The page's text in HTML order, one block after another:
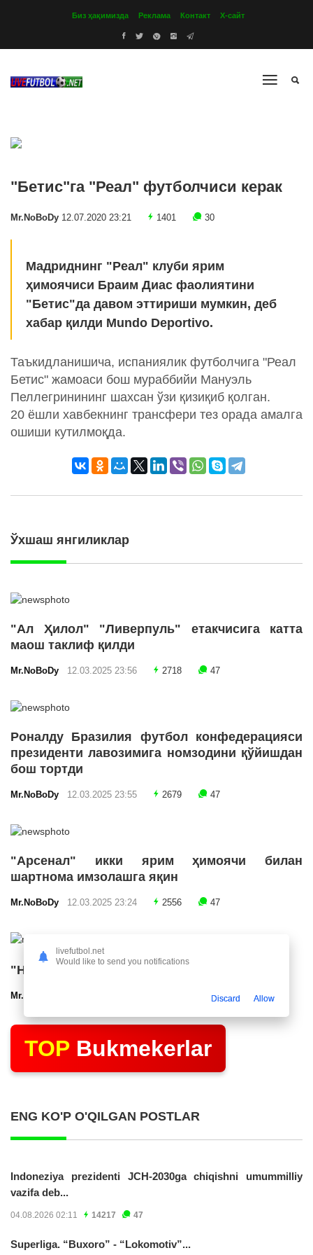
Биз ҳақимизда Реклама Контакт Х-сайт
"Бетис"га "Реал" футболчиси керак
Mr.NoBoDy 12.07.2020 23:21 1401 30
Мадриднинг "Реал" клуби ярим
ҳимоячиси Браим Диас фаолиятини
"Бетис"да давом эттириши мумкин, деб
хабар қилди Mundo Deportivo.
Таъкидланишича, испаниялик футболчига "Реал
Бетис" жамоаси бош мураббийи Мануэль
Пеллегринининг шахсан ўзи қизиқиб қолган.
20 ёшли хавбекнинг трансфери тез орада амалга
ошиши кутилмоқда.
Ўхшаш янгиликлар
"Ал Ҳилол" "Ливерпуль" етакчисига катта
маош таклиф қилди
Mr.NoBoDy 12.03.2025 23:56 2718 47
Роналду Бразилия футбол конфедерацияси
президенти лавозимига номзодини қўйишдан
бош тортди
Mr.NoBoDy 12.03.2025 23:55 2679 47
"Арсенал" икки ярим ҳимоячи билан
шартнома имзолашга яқин
Mr.NoBoDy 12.03.2025 23:24 2556 47
"Нефтчи" тақдимот маросими ўтказди
Mr.NoBoDy 47
TOP Bukmekerlar
ENG KO'P O'QILGAN POSTLAR
Indoneziya prezidenti JCH-2030ga chiqishni umummilliy
vazifa deb...
04.08.2026 02:11 14217 47
Superliga. “Buxoro” - “Lokomotiv”...
livefutbol.net
Would like to send you notifications
Discard Allow